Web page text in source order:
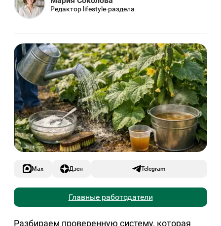
Редактор lifestyle-раздела
Max Дзен Telegram
Главные работодатели
Разбираем проверенную систему, которая